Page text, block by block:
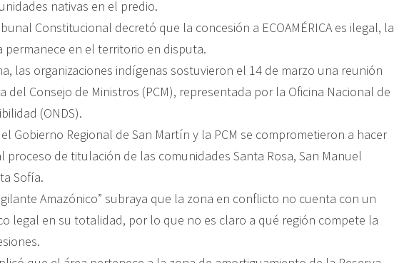
nativas en el predio.
Constitucional decretó que la concesión a ECOAMÉRICA es ilegal, la
permanece en el territorio en disputa.
las organizaciones indígenas sostuvieron el 14 de marzo una reunión
del Consejo de Ministros (PCM), representada por la Oficina Nacional de
(ONDS).
Gobierno Regional de San Martín y la PCM se comprometieron a hacer
proceso de titulación de las comunidades Santa Rosa, San Manuel
Sofía.
Amazónico” subraya que la zona en conflicto no cuenta con un
legal en su totalidad, por lo que no es claro a qué región compete la